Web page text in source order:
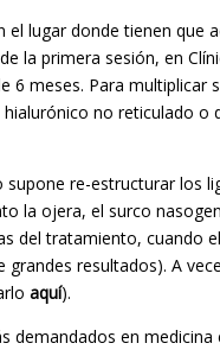
lugar donde tienen que
la primera sesión, en
meses. Para multiplicar
no reticulado o
re-estructurar los
la ojera, el surco
del tratamiento, cuando
resultados). A
aquí).
en